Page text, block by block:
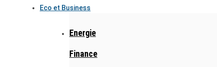
Eco et Business
Energie
Finance